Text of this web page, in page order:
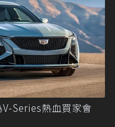
Series熱血買家會